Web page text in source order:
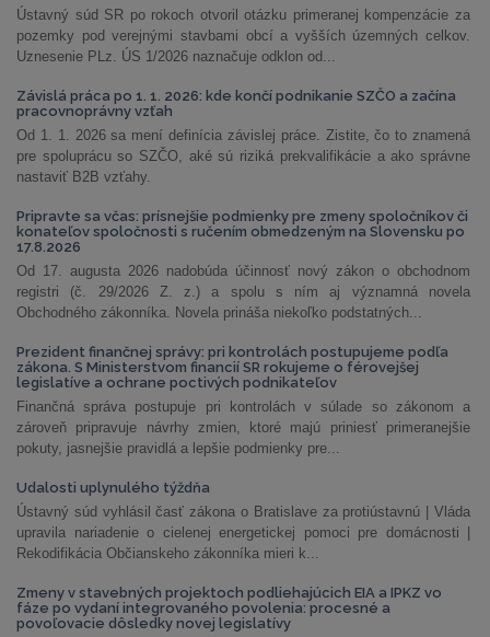
Ústavný súd SR po rokoch otvoril otázku primeranej kompenzácie za
pozemky pod verejnými stavbami obcí a vyšších územných celkov.
Uznesenie PLz. ÚS 1/2026 naznačuje odklon od...
Závislá práca po 1. 1. 2026: kde končí podnikanie SZČO a začína
pracovnoprávny vzťah
Od 1. 1. 2026 sa mení definícia závislej práce. Zistite, čo to znamená
pre spoluprácu so SZČO, aké sú riziká prekvalifikácie a ako správne
nastaviť B2B vzťahy.
Pripravte sa včas: prísnejšie podmienky pre zmeny spoločníkov či
konateľov spoločnosti s ručením obmedzeným na Slovensku po
17.8.2026
Od 17. augusta 2026 nadobúda účinnosť nový zákon o obchodnom
registri (č. 29/2026 Z. z.) a spolu s ním aj významná novela
Obchodného zákonníka. Novela prináša niekoľko podstatných...
Prezident finančnej správy: pri kontrolách postupujeme podľa
zákona. S Ministerstvom financií SR rokujeme o férovejšej
legislatíve a ochrane poctivých podnikateľov
Finančná správa postupuje pri kontrolách v súlade so zákonom a
zároveň pripravuje návrhy zmien, ktoré majú priniesť primeranejšie
pokuty, jasnejšie pravidlá a lepšie podmienky pre...
Udalosti uplynulého týždňa
Ústavný súd vyhlásil časť zákona o Bratislave za protiústavnú | Vláda
upravila nariadenie o cielenej energetickej pomoci pre domácnosti |
Rekodifikácia Občianskeho zákonníka mieri k...
Zmeny v stavebných projektoch podliehajúcich EIA a IPKZ vo
fáze po vydaní integrovaného povolenia: procesné a
povoľovacie dôsledky novej legislatívy